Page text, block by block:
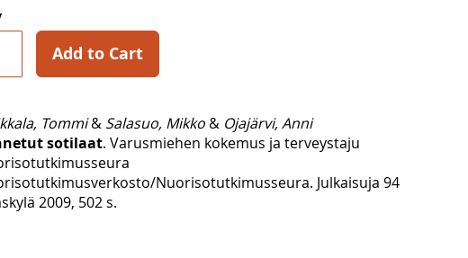
Add to Cart
Tommi& Salasuo, Mikko& Ojajärvi, Anni
sotilaat. Varusmiehen kokemus ja terveystaju
Nuorisotutkimusseura. Julkaisuja 94
2009, 502 s.